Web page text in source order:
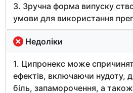
3. Зручна форма випуску
умови для використання
Недоліки
1. Ципронекс може
ефектів, включаючи нудоту,
біль, запаморочення, а